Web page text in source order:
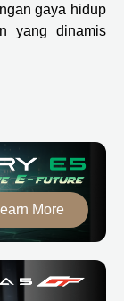
gaya hidup
yang dinamis
More